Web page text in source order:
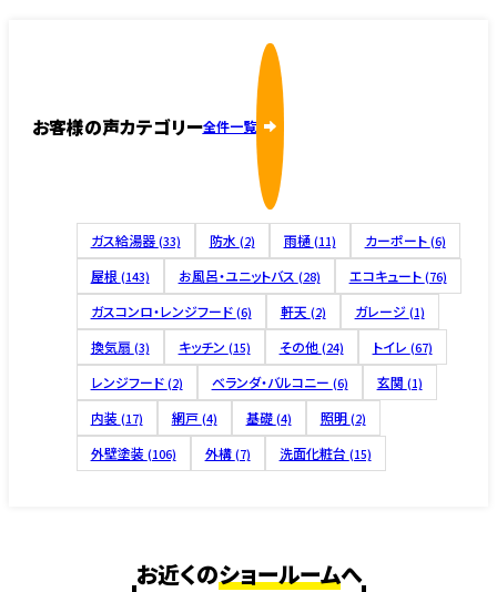
お客様の声カテゴリー全件一覧
ガス給湯器 (33) 防水 (2) 雨樋 (11) カーポート (6)
屋根 (143) お風呂・ユニットバス (28) エコキュート (76)
ガスコンロ・レンジフード (6) 軒天 (2) ガレージ (1)
換気扇 (3) キッチン (15) その他 (24) トイレ (67)
レンジフード (2) ベランダ・バルコニー (6) 玄関 (1)
内装 (17) 網戸 (4) 基礎 (4) 照明 (2)
外壁塗装 (106) 外構 (7) 洗面化粧台 (15)
お近くのショールームへ